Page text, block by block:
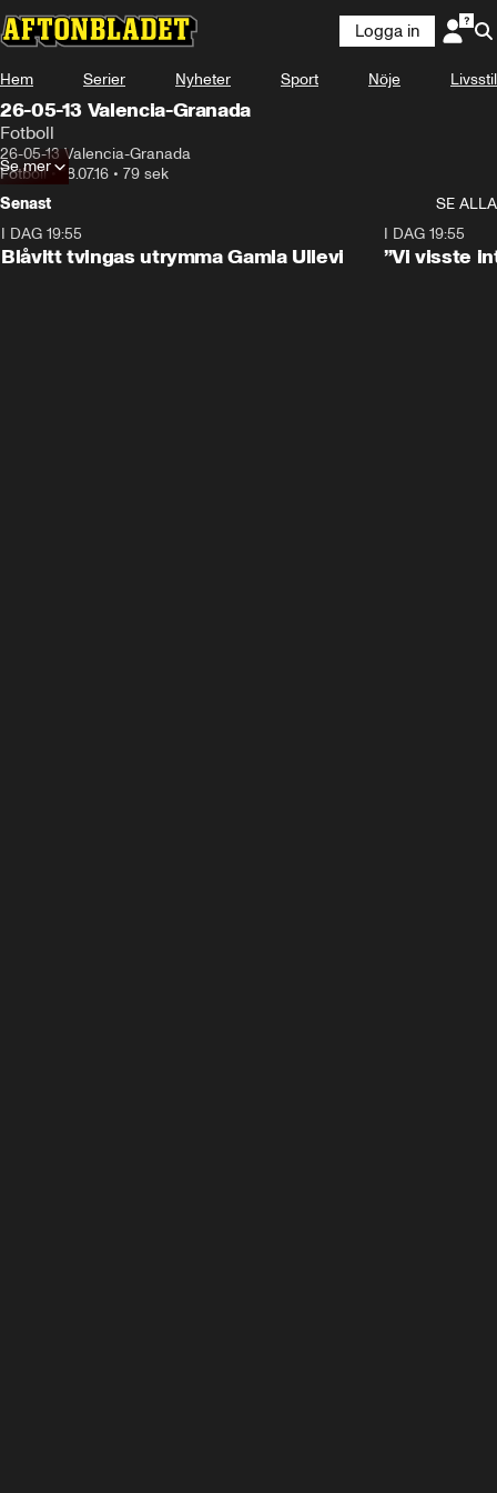
Logga in
Hem Serier Nyheter Sport Nöje Livsstil
26-05-13 Valencia-Granada
Fotboll
26-05-13 Valencia-Granada
Fotboll•18.07.16 • 79 sek
Se mer
Senast
SE ALLA
I DAG 19:55
Blåvitt tvingas utrymma Gamla Ullevi
I DAG 19:55
”Vi visste